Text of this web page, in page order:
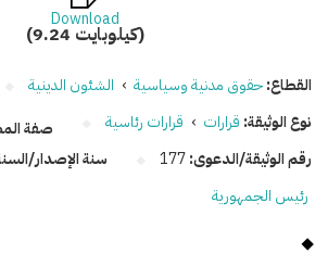
Download
(9.24 كيلوبايت)
القطاع:حقوق مدنية وسياسية › الشئون الدينية
نوع الوثيقة: قرارات › قرارات رئاسية
رقم الوثيقة/الدعوى:177 سنة الإصدار/
صفة
رئيس الجمهورية